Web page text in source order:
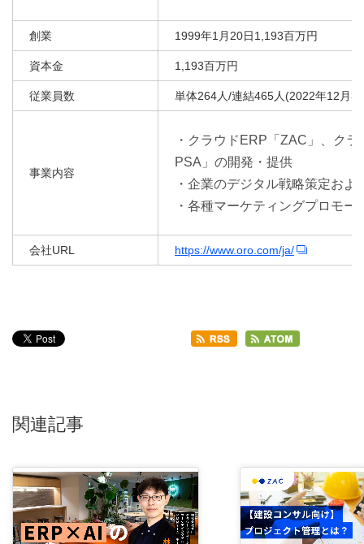
創業 1999年1月20日1,193百万円
資本金 1,193百万円
従業員数 単体264人/連結465人(2022年12月
事業内容
・クラウドERP「ZAC」、ク
PSA」の開発・提供
・企業のデジタル戦略策定およ
・各種マーケティングプロモ
会社URL https://www.oro.com/ja/
関連記事